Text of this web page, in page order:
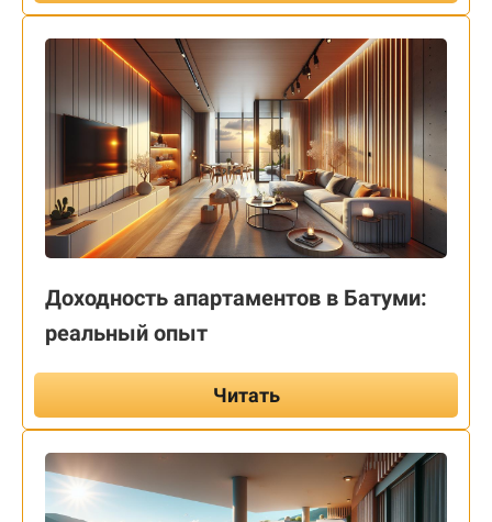
Доходность апартаментов в Батуми:
реальный опыт
Читать